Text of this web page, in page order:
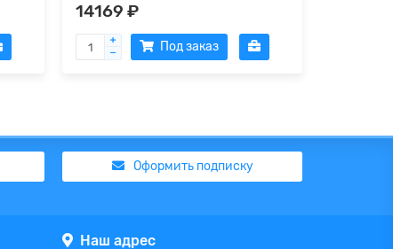
14169 ₽
Под заказ
Оформить подписку
Наш адрес